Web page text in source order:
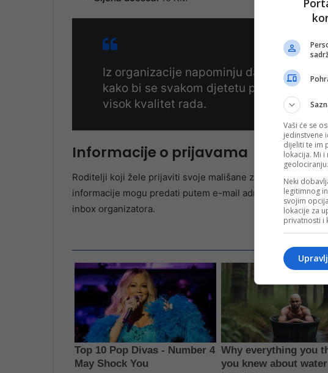
Iz organizacije napominju da je broj
kako bi se svakom djetetu posvetila
visok kvalitet rada.
Informacije o prijavama
Roditelji koji žele prijaviti svoje mališane za učešće na
informacije mogu predati putem e-mail adrese
inbox organizatora.
Vaši će se
jedinstvene
dijeliti te im
lokacija. Mi
geolociranju.
Neki
legitimnog
svojim
lokacije za
privatnosti i